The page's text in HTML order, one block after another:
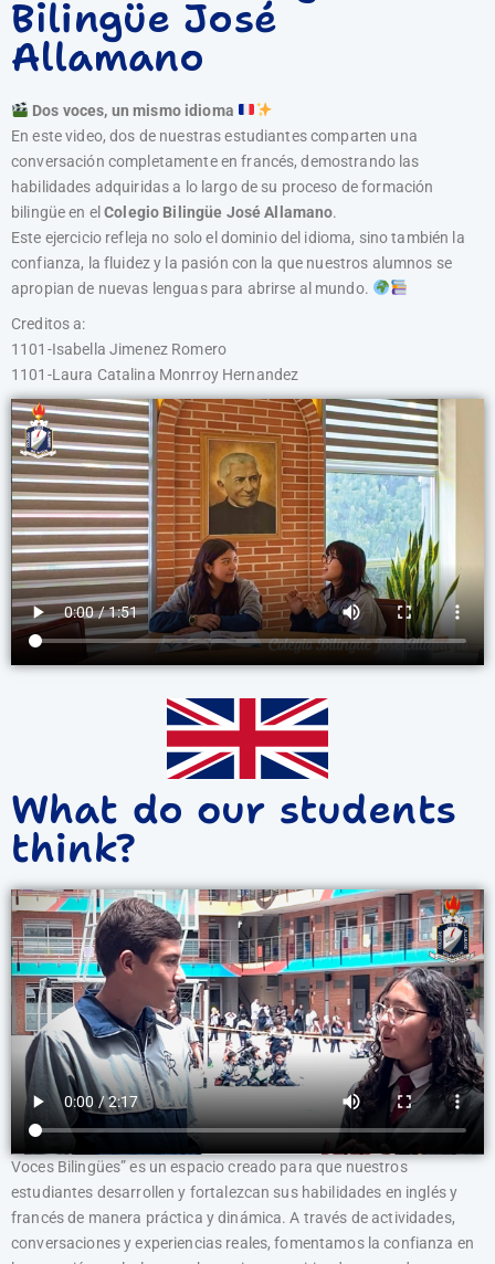
Bilingüe José
Allamano
Dos voces, un mismo idioma
En este video, dos de nuestras estudiantes comparten una
conversación completamente en francés, demostrando las
habilidades adquiridas a lo largo de su proceso de formación
bilingüe en elColegio Bilingüe José Allamano.
Este ejercicio refleja no solo el dominio del idioma, sino también la
confianza, la fluidez y la pasión con la que nuestros alumnos se
apropian de nuevas lenguas para abrirse al mundo.
Creditos a:
1101-Isabella Jimenez Romero
1101-Laura Catalina Monrroy Hernandez
What do our students
think?
Voces Bilingües” es un espacio creado para que nuestros
estudiantes desarrollen y fortalezcan sus habilidades en inglés y
francés de manera práctica y dinámica. A través de actividades,
conversaciones y experiencias reales, fomentamos la confianza en